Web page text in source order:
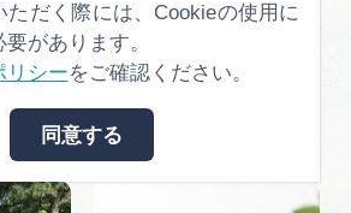
津屋川の彼岸花②＠羽木
貴規（@t.norry）
ただく際には、Cookieの使用に
があります。
リシーをご確認ください。
同意する